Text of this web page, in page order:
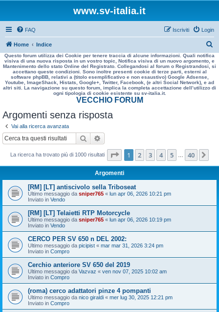
www.sv-italia.it
FAQ Login
Iscriviti
Home Indice
e
r
a
Questo forum utilizza dei Cookie per tenere traccia di alcune informazioni. Quali notifica
visiva di una nuova risposta in un vostro topic, Notifica visiva di un nuovo argomento, e
Mantenimento dello stato Online del Registrato. Collegandosi al forum o Registrandosi, si
accettano queste condizioni. Sono inoltre presenti cookie di terze parti, esterni al
software phpBB, relativi a (titolo esemplificativo e non esaustivo) Google Adsense,
Youtube, ImageShack, Histats, Google+, Twitter, Facebook, (e altri Social Network), e ad
altri siti. La navigazione su questo forum, implica la completa accettazione dell’utilizzo di
ogni tipologia di cookie esistente su sv-italia.it.
VECCHIO FORUM
Argomenti senza risposta
Vai alla ricerca avanzata
Cerca
La ricerca ha trovato più di 1000 risultati Pagina di 40
1 2 3 4 5 40
Argomenti
[RM] [LT] antiscivolo sella Triboseat
Ultimo messaggio da sniper765 « lun apr 06, 2026 10:21 pm
Inviato in Vendo
[RM] [LT] Telaietti RTP Motorcycle
Ultimo messaggio da sniper765 « lun apr 06, 2026 10:19 pm
Inviato in Vendo
CERCO PER SV 650 n DEL 2002:
Ultimo messaggio da picipist « mar mar 31, 2026 3:24 pm
Inviato in Compro
Cerchio anteriore SV 650 del 2019
Ultimo messaggio da Vazvaz « ven nov 07, 2025 10:02 am
Inviato in Compro
(roma) cerco adattatori pinze 4 pompanti
Ultimo messaggio da nico giraldi « mer lug 30, 2025 12:21 pm
Inviato in Compro